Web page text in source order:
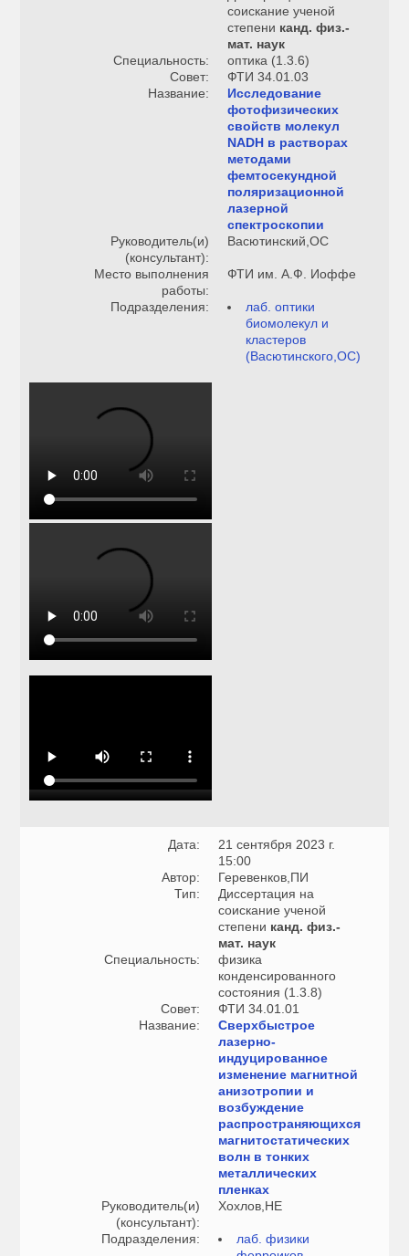
соискание ученой
степени канд. физ.-
мат. наук
Специальность:
оптика (1.3.6)
Совет:
ФТИ 34.01.03
Название:
Исследование
фотофизических
свойств молекул
NADH в растворах
методами
фемтосекундной
поляризационной
лазерной
спектроскопии
Руководитель(и)
(консультант):
Васютинский,ОС
Место выполнения
работы:
ФТИ им. А.Ф. Иоффе
Подразделения:
лаб. оптики
биомолекул и
кластеров
(Васютинского,ОС)
Дата:
21 сентября 2023 г.
15:00
Автор:
Геревенков,ПИ
Тип:
Диссертация на
соискание ученой
степени канд. физ.-
мат. наук
Специальность:
физика
конденсированного
состояния (1.3.8)
Совет:
ФТИ 34.01.01
Название:
Сверхбыстрое
лазерно-
индуцированное
изменение магнитной
анизотропии и
возбуждение
распространяющихся
магнитостатических
волн в тонких
металлических
пленках
Руководитель(и)
(консультант):
Хохлов,НЕ
Подразделения:
лаб. физики